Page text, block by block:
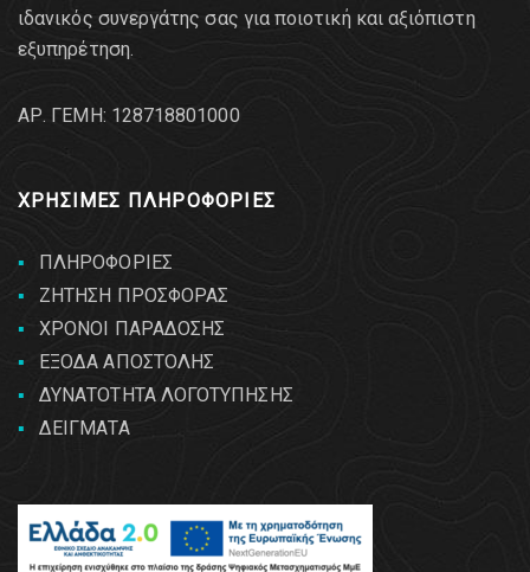
ιδανικός συνεργάτης σας για ποιοτική και αξιόπιστη
εξυπηρέτηση.
AΡ. ΓΕΜΗ: 128718801000
ΧΡΗΣΙΜΕΣ ΠΛΗΡΟΦΟΡΙΕΣ
ΠΛΗΡΟΦΟΡΙΕΣ
ΖΗΤΗΣΗ ΠΡΟΣΦΟΡΑΣ
ΧΡΟΝΟΙ ΠΑΡΑΔΟΣΗΣ
ΕΞΟΔΑ ΑΠΟΣΤΟΛΗΣ
ΔΥΝΑΤΟΤΗΤΑ ΛΟΓΟΤΥΠΗΣΗΣ
ΔΕΙΓΜΑΤΑ